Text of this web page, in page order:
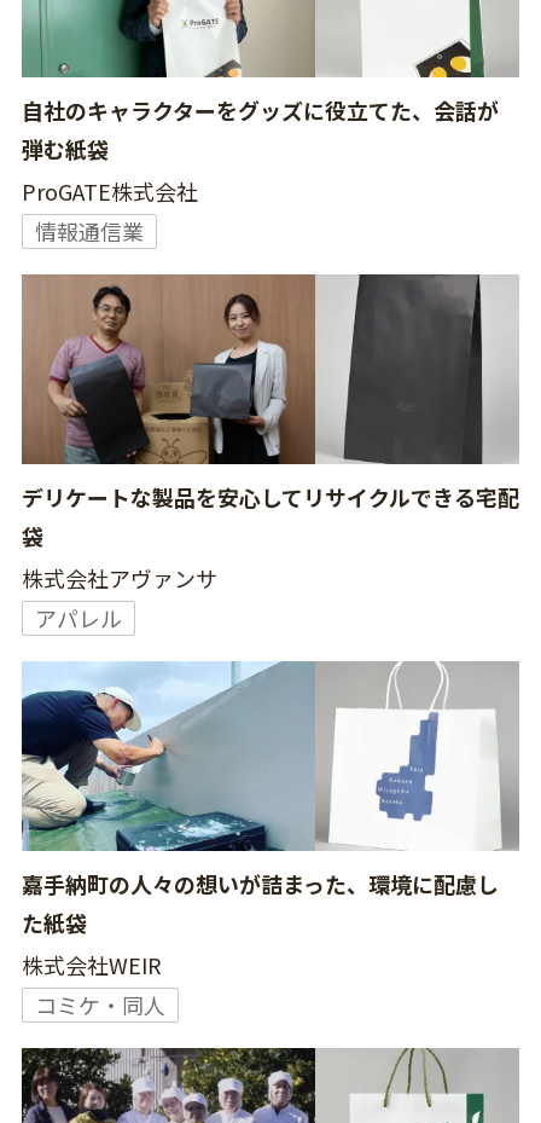
自社のキャラクターをグッズに役立てた、会話が
弾む紙袋
ProGATE株式会社
情報通信業
デリケートな製品を安心してリサイクルできる宅配
袋
株式会社アヴァンサ
アパレル
嘉手納町の人々の想いが詰まった、環境に配慮し
た紙袋
株式会社WEIR
コミケ・同人